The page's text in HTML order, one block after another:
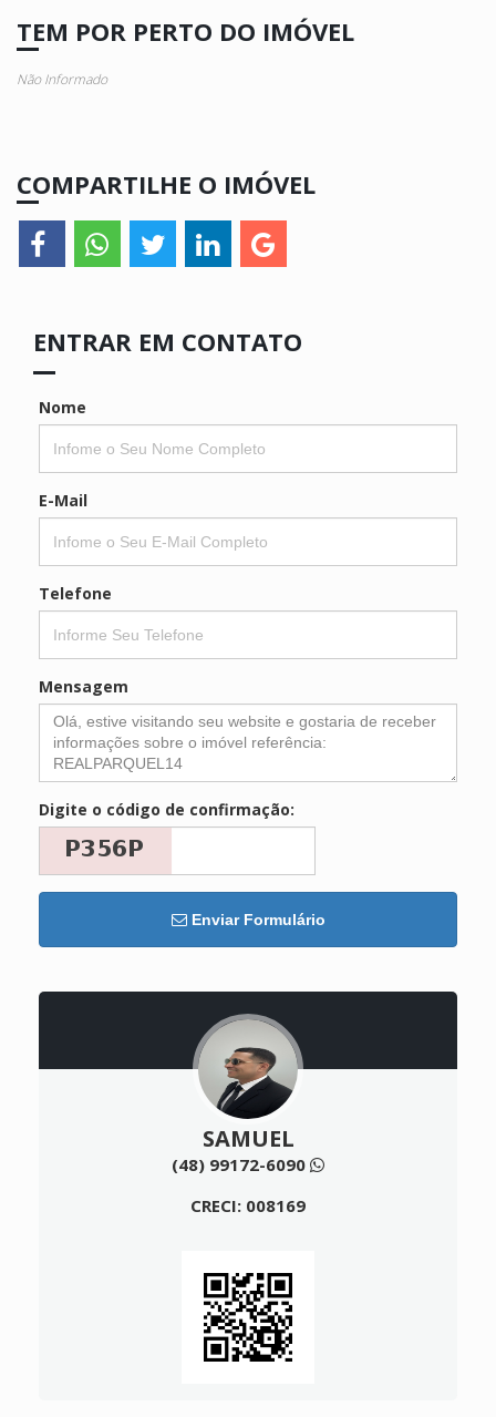
TEM POR PERTO DO IMÓVEL
Não Informado
COMPARTILHE O IMÓVEL
ENTRAR EM CONTATO
Nome
E-Mail
Telefone
Mensagem
Digite o código de confirmação:
Enviar Formulário
SAMUEL
(48) 99172-6090
CRECI: 008169